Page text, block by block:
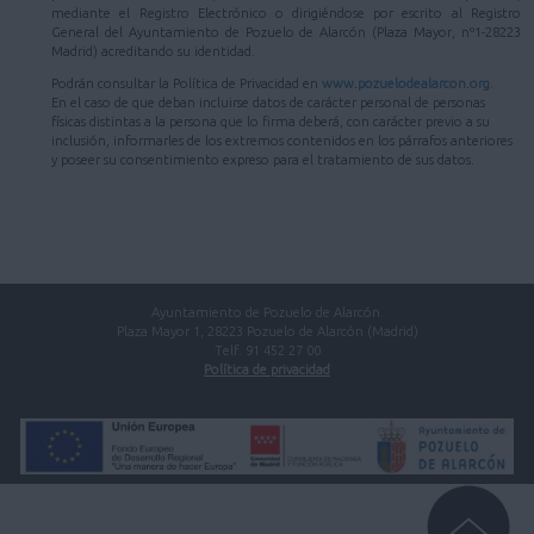
mediante el Registro Electrónico o dirigiéndose por escrito al Registro
General del Ayuntamiento de Pozuelo de Alarcón (Plaza Mayor, nº1-28223
Madrid) acreditando su identidad.
Podrán consultar la Política de Privacidad en www.pozuelodealarcon.org
En el caso de que deban incluirse datos de carácter personal de personas
físicas distintas a la persona que lo firma deberá, con carácter previo a su
inclusión, informarles de los extremos contenidos en los párrafos anteriores
y poseer su consentimiento expreso para el tratamiento de sus datos.
Ayuntamiento de Pozuelo de Alarcón.
Plaza Mayor 1, 28223 Pozuelo de Alarcón (Madrid)
Telf. 91 452 27 00
Política de privacidad